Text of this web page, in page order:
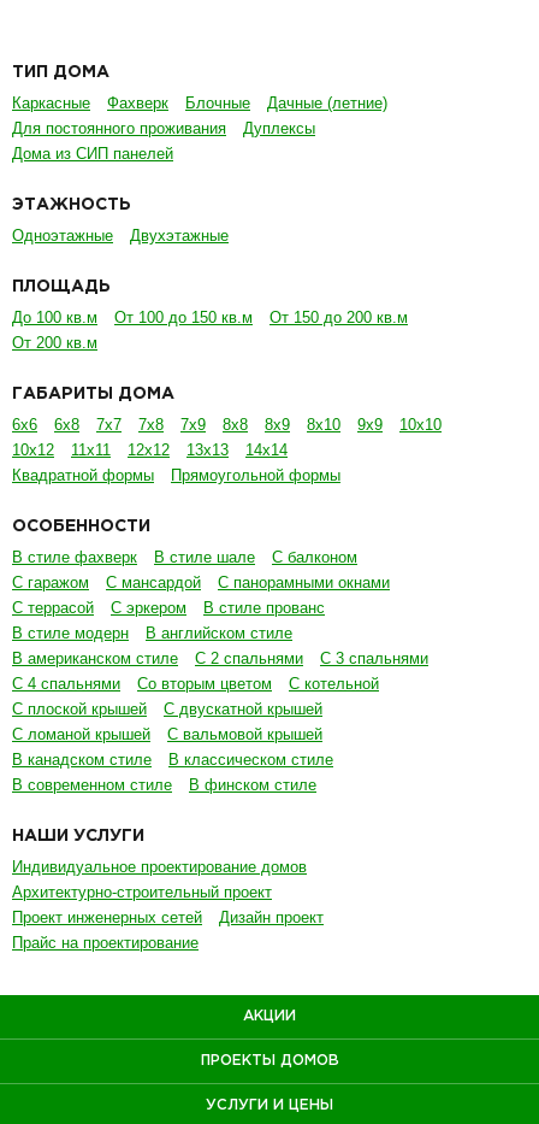
ТИП ДОМА
Каркасные Фахверк Блочные
Дачные (летние)
Для постоянного проживания
Дуплексы
Дома из СИП панелей
ЭТАЖНОСТЬ
Одноэтажные Двухэтажные
ПЛОЩАДЬ
До 100 кв.м От 100 до 150 кв.м
От 150 до 200 кв.м
От 200 кв.м
ГАБАРИТЫ ДОМА
6х6 6х8 7х7 7х8 7х9 8х8 8х9 8х10 9х9
10х10
10х12
11х11 12х12 13х13
14х14
Квадратной формы
Прямоугольной формы
ОСОБЕННОСТИ
В стиле фахверк В стиле шале
С балконом
С гаражом
С мансардой
С панорамными окнами
С террасой
С эркером
В стиле прованс
В стиле модерн
В английском стиле
В американском стиле
С 2 спальнями
С 3 спальнями
С 4 спальнями
Со вторым цветом
С котельной
С плоской крышей
С двускатной крышей
С ломаной крышей
С вальмовой крышей
В канадском стиле
В классическом стиле
В современном стиле
В финском стиле
НАШИ УСЛУГИ
Индивидуальное проектирование домов
Архитектурно-строительный проект
Проект инженерных сетей
Дизайн проект
Прайс на проектирование
АКЦИИ
ПРОЕКТЫ ДОМОВ
УСЛУГИ И ЦЕНЫ